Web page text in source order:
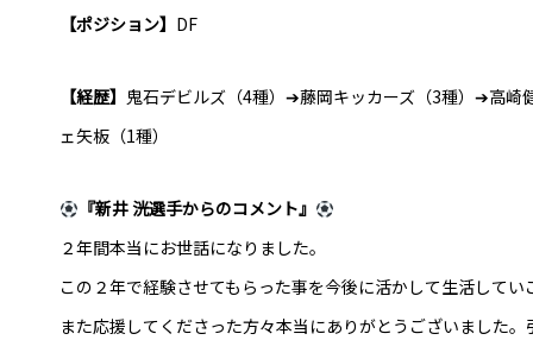
【ポジション】 DF
【経歴】 鬼石デビルズ（4種）➔藤岡キッカーズ（3種）➔高
ェ矢板（1種）
『新井 洸選手からのコメント』
２年間本当にお世話になりました。
この２年で経験させてもらった事を今後に活かして生活してい
また応援してくださった方々本当にありがとうございました